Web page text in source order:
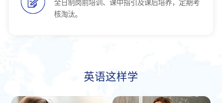
全日制岗前培训、课中指引及课后培养，定期考
核淘汰。
英语这样学